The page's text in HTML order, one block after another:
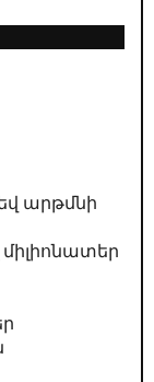
արթմնի